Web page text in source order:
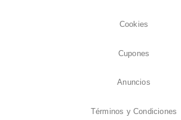
Cookies
Cupones
Anuncios
Términos y Condiciones